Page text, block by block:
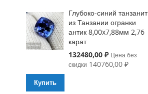
Глубоко-синий танзанит
из Танзании огранки
антик 8,00x7,88мм 2,76
карат
Special
132480,00 ₽ Цена без
скидки 140760,00 ₽
Купить